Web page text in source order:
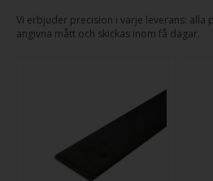
Vi erbjuder precision i varje leverans: alla
angivna mått och skickas inom få dagar.